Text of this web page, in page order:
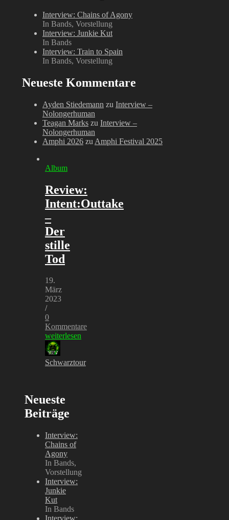
Interview: Chains of Agony
In Bands, Vorstellung
Interview: Junkie Kut
In Bands
Interview: Train to Spain
In Bands, Vorstellung
Neueste Kommentare
Ayden Stiedemann zu Interview –
Nolongerhuman
Teagan Marks zu Interview –
Nolongerhuman
Amphi 2026 zu Amphi Festival 2025
Album
Review:
Intent:Outtake
–
Der
stille
Tod
19.
März
2023
/
0
Kommentare
weiterlesen
Schwarztour
Neueste
Beiträge
Interview:
Chains of
Agony
In Bands,
Vorstellung
Interview:
Junkie
Kut
In Bands